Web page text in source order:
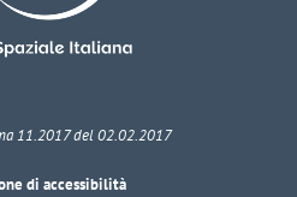
11.2017 del 02.02.2017
di accessibilità